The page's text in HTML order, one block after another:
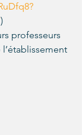
)
professeurs